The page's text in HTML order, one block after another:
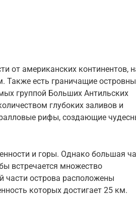
от американских континентов,
есть граничащие
группой Больших Антильских
глубоких заливов и
рифы, создающие
и горы. Однако большая
встречается множество
части острова расположены
которых достигает 25 км.